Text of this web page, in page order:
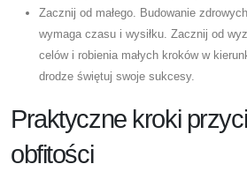
Zacznij od małego. Budowanie
wymaga czasu i wysiłku. Zacznij od
celów i robienia małych kroków w
drodze świętuj swoje sukcesy.
Praktyczne kroki
obfitości